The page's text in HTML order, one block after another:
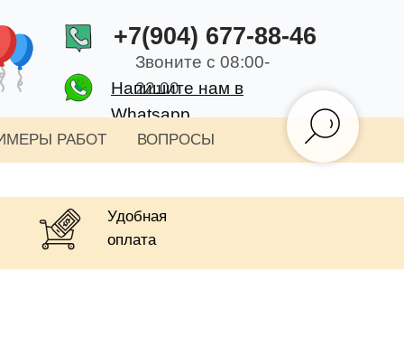
+7(904) 677-88-46
Звоните с 08:00-
22:00
Напишите нам в
Whatsapp
РАБОТ ВОПРОСЫ
Удобная
оплата